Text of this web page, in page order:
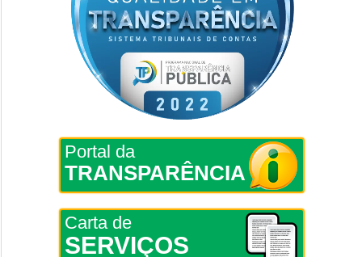
Portal da
TRANSPARÊNCIA
Carta de
SERVIÇOS